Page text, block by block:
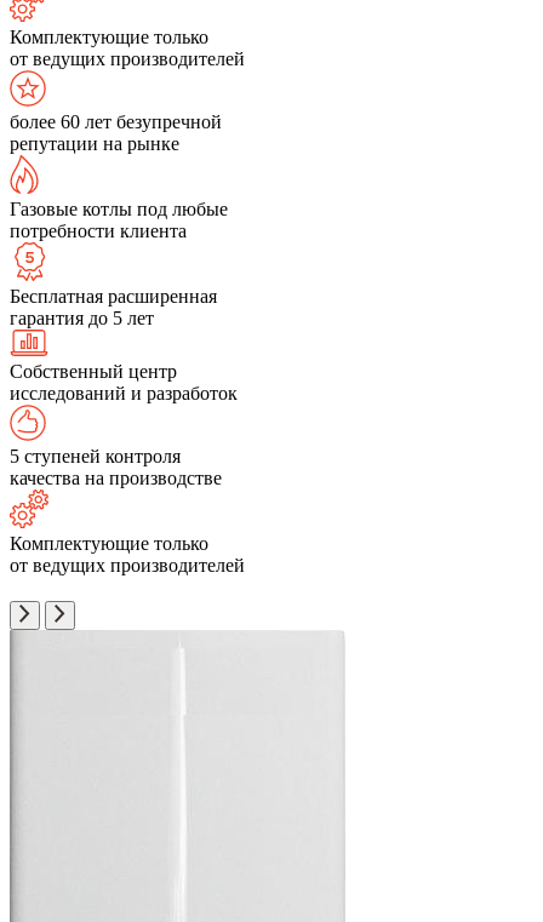
Комплектующие только
от ведущих производителей
более 60 лет безупречной
репутации на рынке
Газовые котлы под любые
потребности клиента
Бесплатная расширенная
гарантия до 5 лет
Собственный центр
исследований и разработок
5 ступеней контроля
качества на производстве
Комплектующие только
от ведущих производителей